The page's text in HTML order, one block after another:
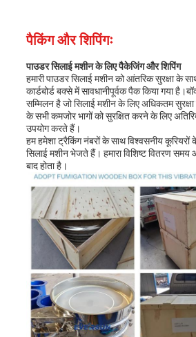
पैकिंग और शिपिंगः
पाउडर सिलाई मशीन के लिए पैकेजिंग और शिपिंग
हमारी पाउडर सिलाई मशीन को आंतरिक सुरक्षा के
कार्डबोर्ड बक्से में सावधानीपूर्वक पैक किया गया
सम्मिलन है जो सिलाई मशीन के लिए अधिकतम
के सभी कमजोर भागों को सुरक्षित करने के लिए
उपयोग करते हैं।
हम हमेशा ट्रैकिंग नंबरों के साथ विश्वसनीय कूरियरों
सिलाई मशीन भेजते हैं। हमारा विशिष्ट वितरण समय
बाद होता है।